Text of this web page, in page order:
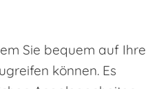
Sie bequem auf Ihre
können. Es